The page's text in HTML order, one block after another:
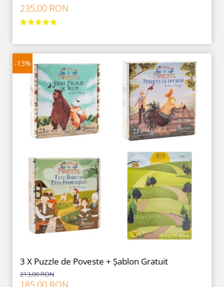
235,00 RON
-13%
3 X Puzzle de Poveste + Șablon Gratuit
213,00 RON
185,00 RON